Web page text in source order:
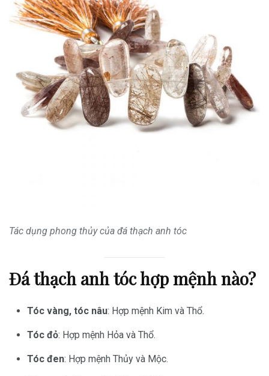
Tác dụng phong thủy của đá thạch anh tóc
Đá thạch anh tóc hợp mệnh nào?
Tóc vàng, tóc nâu: Hợp mệnh Kim và Thổ.
Tóc đỏ: Hợp mệnh Hỏa và Thổ.
Tóc đen: Hợp mệnh Thủy và Mộc.